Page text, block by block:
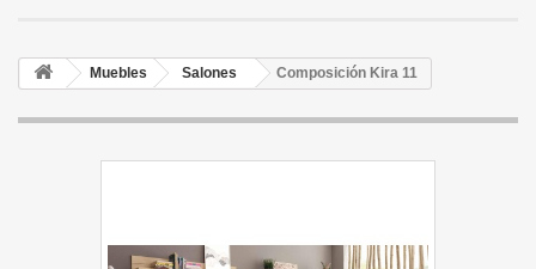
Muebles Salones Composición Kira 11